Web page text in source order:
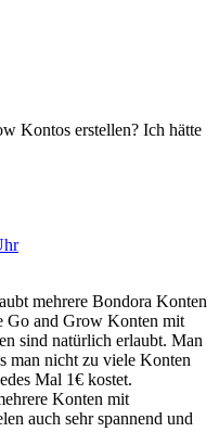
Kontos erstellen? Ich hätte
mehrere Bondora Konten
Go and Grow Konten mit
sind natürlich erlaubt. Man
man nicht zu viele Konten
Mal 1€ kostet.
Konten mit
auch sehr spannend und